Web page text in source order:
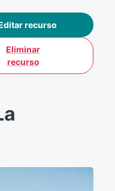
recurso
Eliminar
recurso